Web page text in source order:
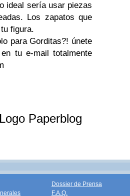
ideal sería usar piezas
Los zapatos que
figura.
para Gorditas?! únete
tu e-mail totalmente
Dossier de Prensa
F.A.Q.